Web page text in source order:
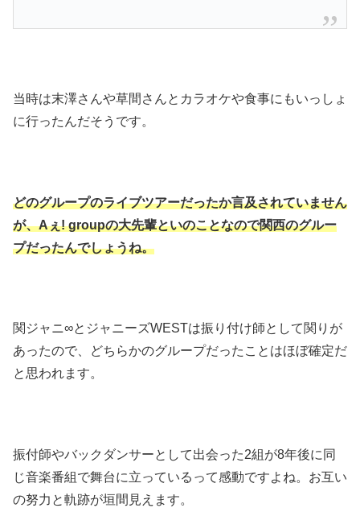
当時は末澤さんや草間さんとカラオケや食事にもいっしょ
に行ったんだそうです。
どのグループのライブツアーだったか言及されていません
が、Aぇ! groupの大先輩といのことなので関西のグルー
プだったんでしょうね。
関ジャニ∞とジャニーズWESTは振り付け師として関りが
あったので、どちらかのグループだったことはほぼ確定だ
と思われます。
振付師やバックダンサーとして出会った2組が8年後に同
じ音楽番組で舞台に立っているって感動ですよね。お互い
の努力と軌跡が垣間見えます。